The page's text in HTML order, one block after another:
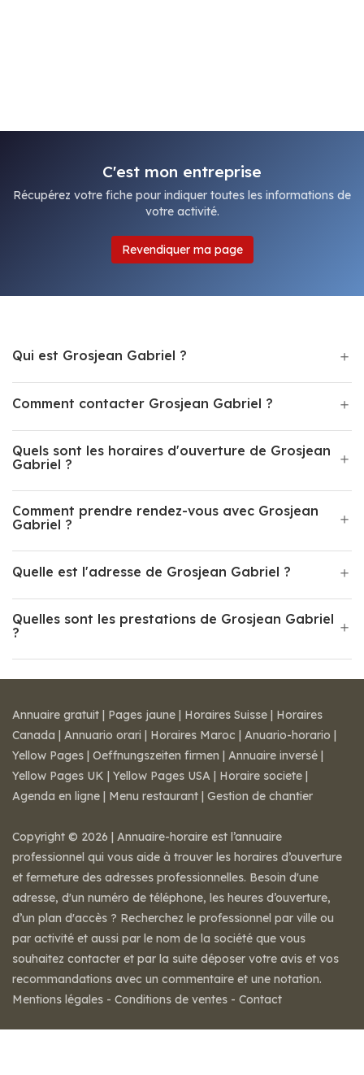
C'est mon entreprise
Récupérez votre fiche pour indiquer toutes les informations de
votre activité.
Revendiquer ma page
Qui est Grosjean Gabriel ?
Comment contacter Grosjean Gabriel ?
Quels sont les horaires d'ouverture de Grosjean
Gabriel ?
Comment prendre rendez-vous avec Grosjean
Gabriel ?
Quelle est l'adresse de Grosjean Gabriel ?
Quelles sont les prestations de Grosjean Gabriel
?
Annuaire gratuit | Pages jaune | Horaires Suisse | Horaires
Canada | Annuario orari | Horaires Maroc | Anuario-horario |
Yellow Pages | Oeffnungszeiten firmen | Annuaire inversé |
Yellow Pages UK | Yellow Pages USA | Horaire societe |
Agenda en ligne | Menu restaurant | Gestion de chantier
Copyright © 2026 | Annuaire-horaire est l’annuaire
professionnel qui vous aide à trouver les horaires d’ouverture
et fermeture des adresses professionnelles. Besoin d'une
adresse, d'un numéro de téléphone, les heures d’ouverture,
d’un plan d'accès ? Recherchez le professionnel par ville ou
par activité et aussi par le nom de la société que vous
souhaitez contacter et par la suite déposer votre avis et vos
recommandations avec un commentaire et une notation.
Mentions légales - Conditions de ventes - Contact